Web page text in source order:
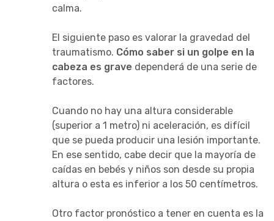
calma.
El siguiente paso es valorar la gravedad del
traumatismo. Cómo saber si un golpe en la
cabeza es grave dependerá de una serie de
factores.
Cuando no hay una altura considerable
(superior a 1 metro) ni aceleración, es difícil
que se pueda producir una lesión importante.
En ese sentido, cabe decir que la mayoría de
caídas en bebés y niños son desde su propia
altura o esta es inferior a los 50 centímetros.
Otro factor pronóstico a tener en cuenta es la